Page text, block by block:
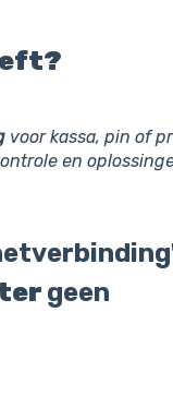
voor kassa, pin of
en
geen